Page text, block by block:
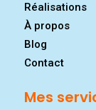
Réalisations
À propos
Blog
Contact
Mes